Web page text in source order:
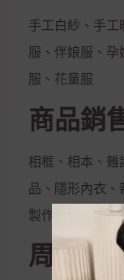
手工白紗、手工
服、伴娘服、
服、花童服
商品銷
相框、相本、雜
品、隱形內衣、
製作
周邊合